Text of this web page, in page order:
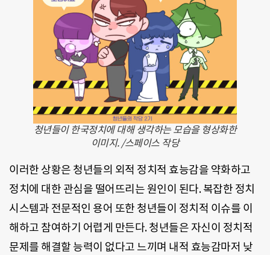
청년들이 한국정치에 대해 생각하는 모습을 형상화한
이미지. /스페이스 작당
이러한 상황은 청년들의 외적 정치적 효능감을 약화하고
정치에 대한 관심을 떨어뜨리는 원인이 된다. 복잡한 정치
시스템과 전문적인 용어 또한 청년들이 정치적 이슈를 이
해하고 참여하기 어렵게 만든다. 청년들은 자신이 정치적
문제를 해결할 능력이 없다고 느끼며 내적 효능감마저 낮